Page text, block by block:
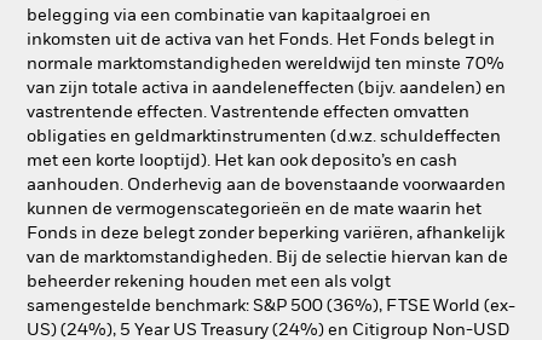
belegging via een combinatie van kapitaalgroei en
inkomsten uit de activa van het Fonds. Het Fonds belegt in
normale marktomstandigheden wereldwijd ten minste 70%
van zijn totale activa in aandeleneffecten (bijv. aandelen) en
vastrentende effecten. Vastrentende effecten omvatten
obligaties en geldmarktinstrumenten (d.w.z. schuldeffecten
met een korte looptijd). Het kan ook deposito’s en cash
aanhouden. Onderhevig aan de bovenstaande voorwaarden
kunnen de vermogenscategorieën en de mate waarin het
Fonds in deze belegt zonder beperking variëren, afhankelijk
van de marktomstandigheden. Bij de selectie hiervan kan de
beheerder rekening houden met een als volgt
samengestelde benchmark: S&P 500 (36%), FTSE World (ex-
US) (24%), 5 Year US Treasury (24%) en Citigroup Non-USD